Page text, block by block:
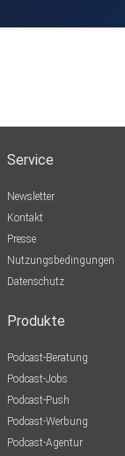
Service
Newsletter
Kontakt
Presse
Nutzungsbedingungen
Datenschutz
Produkte
Podcast-Beratung
Podcast-Jobs
Podcast-Push
Podcast-Werbung
Podcast-Agentur